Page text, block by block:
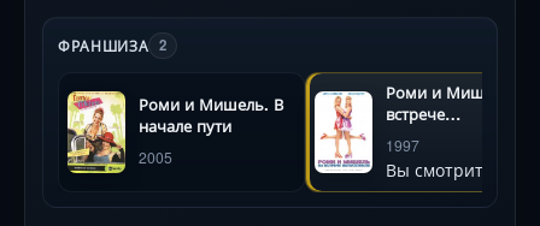
готовят фальшивую истори́ю о «гениальном
изобретении». Но в эпицентре вечеринки их ждет
провал легенды, жёсткая конфронтация с прошлым
— и неожиданный поворот, который заставит
пересмотреть все «неудачи». Мира Сорвино и Лиза
Кудроу создают дуэт, покоряющий эксцентричным
юмором и трогательной искренностью. Яркие
костюмы 90-х и фирменные танцевальные сцены
ФРАНШИЗА 2
Роми и Мишель. В
начале пути
2005
Роми и Мишель на
встрече
1997
Вы смотрите